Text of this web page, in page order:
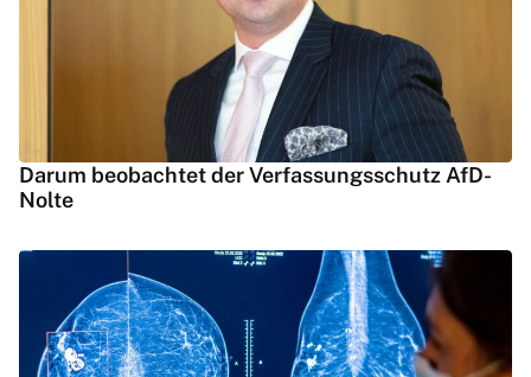
Darum beobachtet der Verfassungsschutz AfD-
Nolte